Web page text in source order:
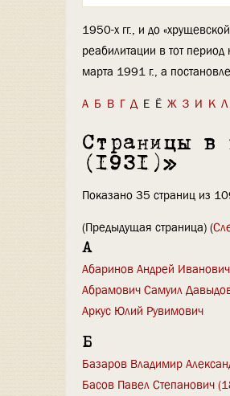
1950-х гг., и до
реабилитации в тот
марта 1991 г., а
А Б В Г Д Е Ё Ж З И К Л
Страницы в
(1931)»
Показано 35 страниц из
(Предыдущая страница) (
А
Абаринов Андрей
Абрамович Самуил
Аркус Юлий Рувимович
Б
Базаров Владимир
Басов Павел Степанович